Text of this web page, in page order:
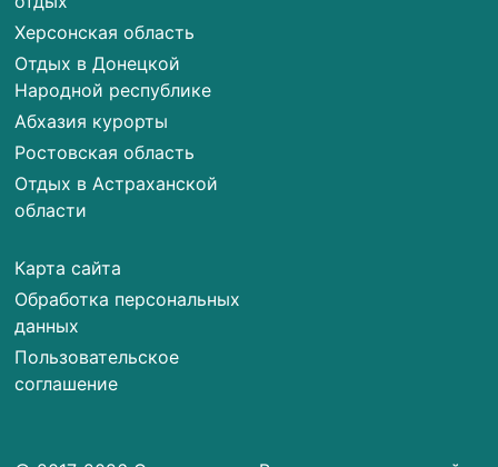
Херсонская область
Отдых в Донецкой
Народной республике
Абхазия курорты
Ростовская область
Отдых в Астраханской
области
Карта сайта
Обработка персональных
данных
Пользовательское
соглашение